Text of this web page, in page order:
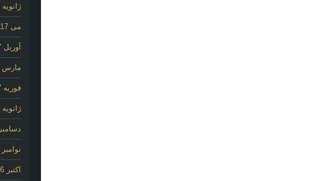
ژانویه 2020
می 2017
آوریل 2017
مارس 2017
فوریه 2017
ژانویه 2017
دسامبر
نوامبر 2016
اکتبر 2016